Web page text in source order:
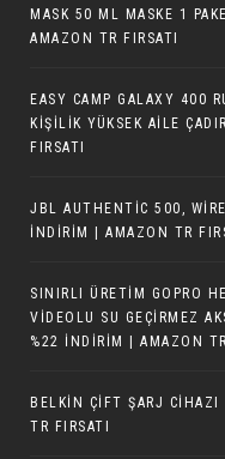
MASK 50 ML MASKE 1
AMAZON TR FIRSATI
EASY CAMP GALAXY 400
KIŞILIK YÜKSEK AILE
FIRSATI
JBL AUTHENTIC 500,
İNDIRIM | AMAZON TR
SINIRLI ÜRETIM GOPRO
VIDEOLU SU GEÇIRMEZ
%22 İNDIRIM | AMAZON
BELKIN ÇIFT ŞARJ
TR FIRSATI